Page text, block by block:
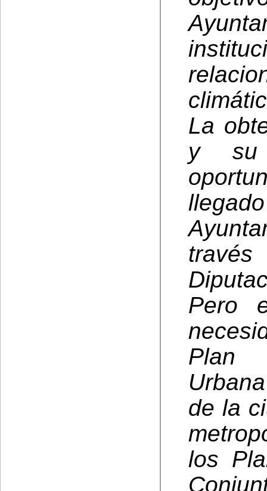
La
y su
Pero
Plan
de la
los